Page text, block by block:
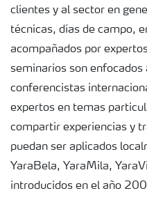
clientes y al sector en
técnicas, días de campo,
acompañados por
seminarios son
conferencistas
expertos en temas
compartir experiencias y
puedan ser aplicados
YaraBela, YaraMila,
introducidos en el año